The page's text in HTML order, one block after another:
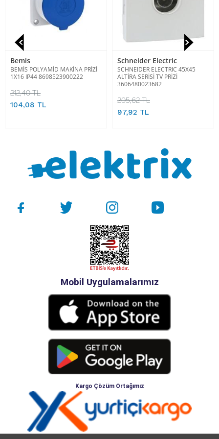
Bemis
BEMİS POLYAMİD MAKİNA PRİZİ
1X16 IP44 8698523900222
212,40 TL
104,08 TL
Schneider Electric
SCHNEIDER ELECTRIC 45X45
ALTİRA SERİSİ TV PRİZİ
3606480023682
205,62 TL
97,92 TL
Mobil Uygulamalarımız
Kargo Çözüm Ortağımız